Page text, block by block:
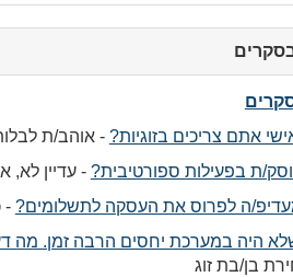
to
אתם צריכים בזוגיות? -אוהב/ת
ת בפעילות ספורטיבית? -עדיין לא,
ה לפרוס את העסקה לתשלומים? -
היה במערכת יחסים הרבה זמן. מה
בן/בת זוג